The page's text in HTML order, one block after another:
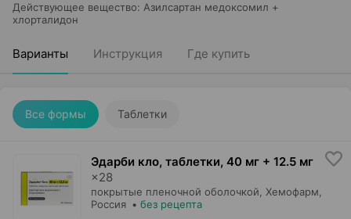
Действующее вещество: Азилсартан медоксомил +
хлорталидон
Варианты Инструкция Где купить
Все формы Таблетки
Эдарби кло, таблетки, 40 мг + 12.5 мг
×28
покрытые пленочной оболочкой, Хемофарм
Россия • без рецепта